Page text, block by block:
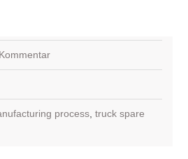
process, truck spare